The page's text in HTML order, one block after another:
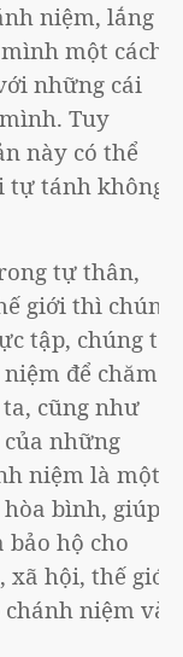
niệm, lắng
một cách
những cái
Tuy
này có thể
tự tánh không
tự thân,
giới thì chúng
tập, chúng ta
để chăm
cũng như
những
niệm là một
bình, giúp
hộ cho
hội, thế giới
niệm và